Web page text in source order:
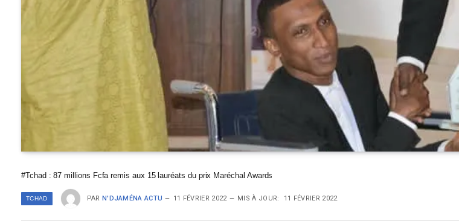
#Tchad : 87 millions Fcfa remis aux 15 lauréats du prix Maréchal Awards
TCHAD PAR N'DJAMÉNA ACTU 11 FÉVRIER 2022 MIS À JOUR: 11 FÉVRIER 2022